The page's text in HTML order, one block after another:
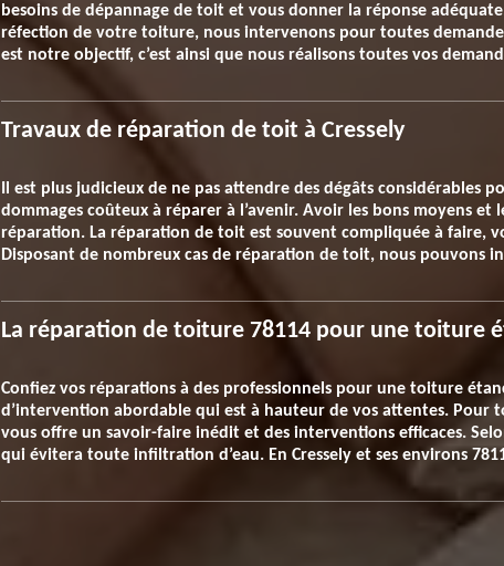
besoins de dépannage de toit et vous donner la réponse
réfection de votre toiture, nous intervenons pour toutes
est notre objectif, c’est ainsi que nous réalisons toutes vos
Travaux de réparation de toit à Cressely
Il est plus judicieux de ne pas attendre des dégâts
dommages coûteux à réparer à l’avenir. Avoir les bons moyens
réparation. La réparation de toit est souvent compliquée à faire,
Disposant de nombreux cas de réparation de toit, nous pouvons
La réparation de toiture 78114 pour une toiture
Confiez vos réparations à des professionnels pour une toiture
d’intervention abordable qui est à hauteur de vos attentes.
vous offre un savoir-faire inédit et des interventions efficaces.
qui évitera toute infiltration d’eau. En Cressely et ses environs